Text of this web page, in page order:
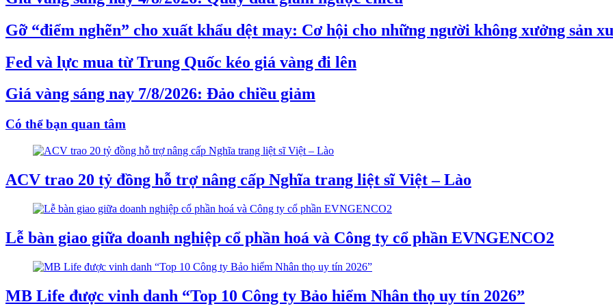
Gỡ “điểm nghẽn” cho xuất khẩu dệt may: Cơ hội cho những người không xưởng sản
Fed và lực mua từ Trung Quốc kéo giá vàng đi lên
Giá vàng sáng nay 7/8/2026: Đảo chiều giảm
Có thể bạn quan tâm
ACV trao 20 tỷ đồng hỗ trợ nâng cấp Nghĩa trang liệt sĩ Việt – Lào
Lễ bàn giao giữa doanh nghiệp cổ phần hoá và Công ty cổ phần EVNGENCO2
MB Life được vinh danh “Top 10 Công ty Bảo hiểm Nhân thọ uy tín 2026”